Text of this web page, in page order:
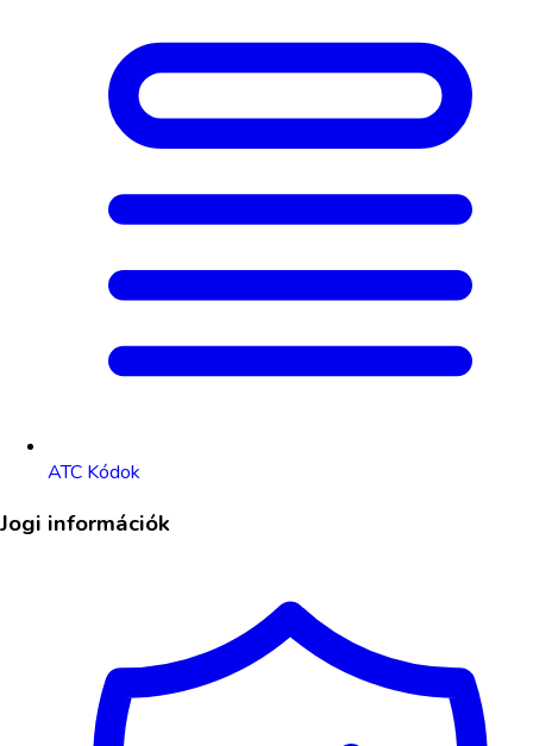
ATC Kódok
Jogi információk